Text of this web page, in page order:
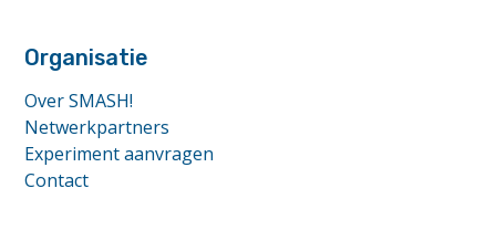
Organisatie
Over SMASH!
Netwerkpartners
Experiment aanvragen
Contact